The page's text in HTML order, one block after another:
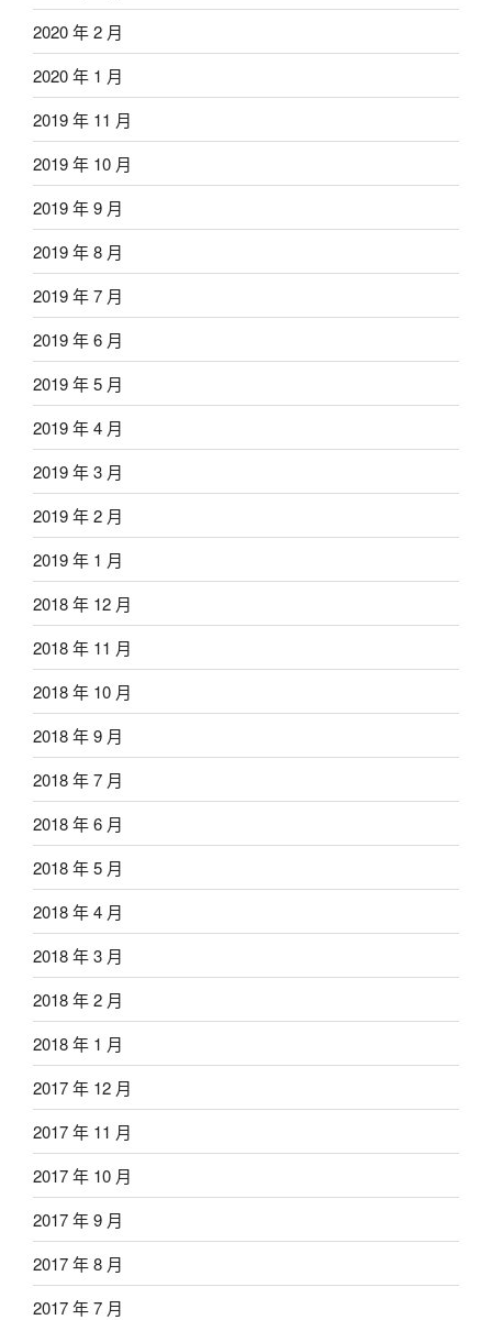
2020 年 2 月
2020 年 1 月
2019 年 11 月
2019 年 10 月
2019 年 9 月
2019 年 8 月
2019 年 7 月
2019 年 6 月
2019 年 5 月
2019 年 4 月
2019 年 3 月
2019 年 2 月
2019 年 1 月
2018 年 12 月
2018 年 11 月
2018 年 10 月
2018 年 9 月
2018 年 7 月
2018 年 6 月
2018 年 5 月
2018 年 4 月
2018 年 3 月
2018 年 2 月
2018 年 1 月
2017 年 12 月
2017 年 11 月
2017 年 10 月
2017 年 9 月
2017 年 8 月
2017 年 7 月